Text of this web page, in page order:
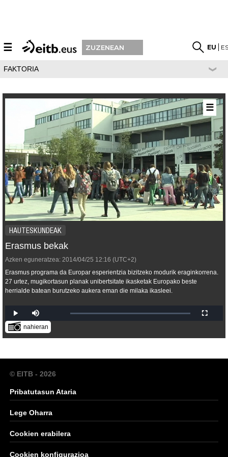
☰ ZUZENEAN EU
FAKTORIA
☰
HAUTESKUNDEAK
Erasmus bekak
Azken eguneratzea: 2014/04/25 12:16 (UTC+2)
Erasmus programa da Europar esperientzia bizitzeko modurik eraginkorrena.
27 urtez, mugikortasun planak unibertsitate ikasketak Europako beste
herrialde batean burutzeko aukera eman die milaka ikasleei.
nahieran
© EITB - 2026
Pribatutasun Ataria
Lege Oharra
Cookien erabilera
Cookien konfigurazioa